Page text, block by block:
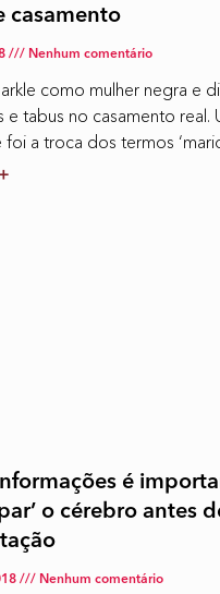
casamento
Nenhum comentário
como mulher negra e
tabus no casamento real.
a troca dos termos
é
o cérebro antes
Nenhum comentário